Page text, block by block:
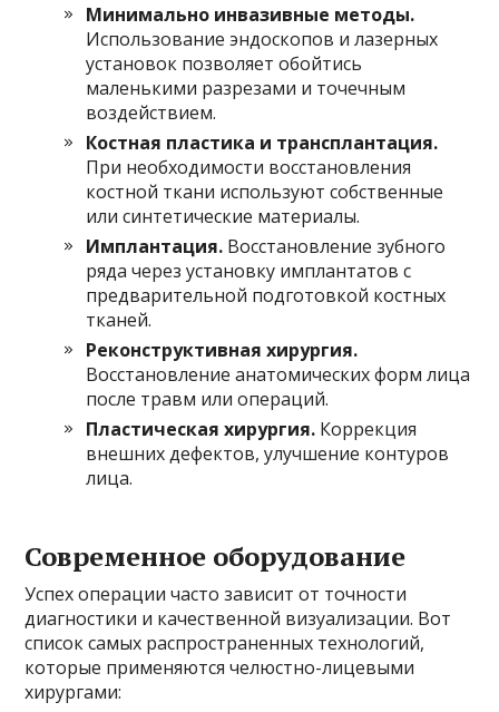
Минимально инвазивные методы.
Использование эндоскопов и лазерных
установок позволяет обойтись
маленькими разрезами и точечным
воздействием.
Костная пластика и трансплантация.
При необходимости восстановления
костной ткани используют собственные
или синтетические материалы.
Имплантация. Восстановление зубного
ряда через установку имплантатов с
предварительной подготовкой костных
тканей.
Реконструктивная хирургия.
Восстановление анатомических форм лица
после травм или операций.
Пластическая хирургия. Коррекция
внешних дефектов, улучшение контуров
лица.
Современное оборудование
Успех операции часто зависит от точности
диагностики и качественной визуализации. Вот
список самых распространенных технологий,
которые применяются челюстно-лицевыми
хирургами: